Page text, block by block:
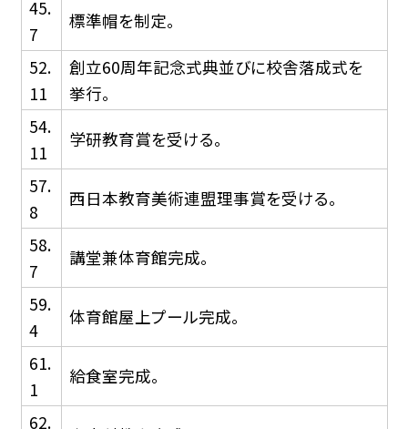
45.
7
標準帽を制定。
52.
11
創立60周年記念式典並びに校舎落成式を
挙行。
54.
11
学研教育賞を受ける。
57.
8
西日本教育美術連盟理事賞を受ける。
58.
7
講堂兼体育館完成。
59.
4
体育館屋上プール完成。
61.
1
給食室完成。
62.